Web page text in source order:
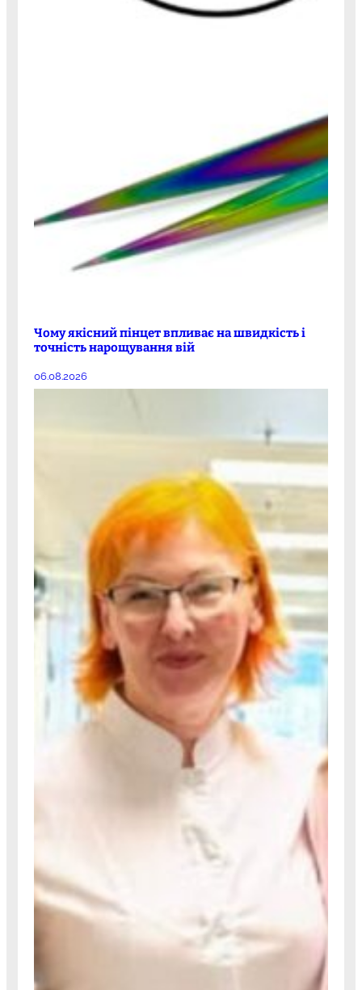
Чому якісний пінцет впливає на швидкість і
точність нарощування вій
06.08.2026